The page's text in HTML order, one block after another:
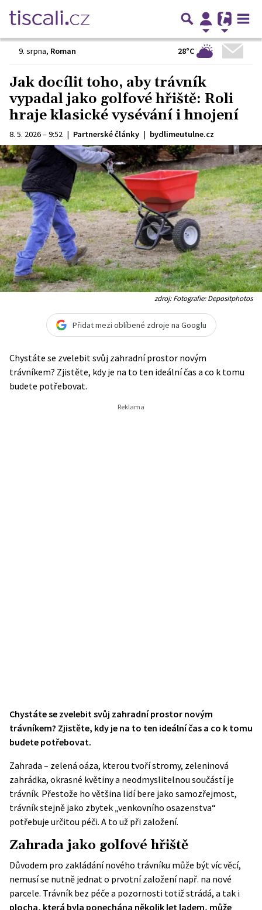
9. srpna, Roman 28°C
Jak docílit toho, aby trávník
vypadal jako golfové hřiště: Roli
hraje klasické vysévání i hnojení
8. 5. 2026 – 9:52 | Partnerské články | bydlimeutulne.cz
zdroj: Fotografie: Depositphotos
Přidat mezi oblíbené zdroje na Googlu
Chystáte se zvelebit svůj zahradní prostor novým
trávníkem? Zjistěte, kdy je na to ten ideální čas a co k tomu
budete potřebovat.
Chystáte se zvelebit svůj zahradní prostor novým
trávníkem? Zjistěte, kdy je na to ten ideální čas a co k tomu
budete potřebovat.
Zahrada – zelená oáza, kterou tvoří stromy, zeleninová
zahrádka, okrasné květiny a neodmyslitelnou součástí je
trávník. Přestože ho většina lidí bere jako samozřejmost,
trávník stejně jako zbytek „venkovního osazenstva“
potřebuje určitou péči. A to už při založení.
Zahrada jako golfové hřiště
Důvodem pro zakládání nového trávníku může být víc věcí,
nemusí se nutně jednat o prvotní založení např. na nové
parcele. Trávník bez péče a pozornosti totiž strádá, a tak i
plocha, která byla ponechána několik let ladem, může